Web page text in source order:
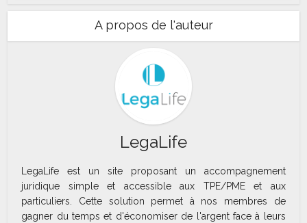
A propos de l'auteur
LegaLife
LegaLife est un site proposant un accompagnement
juridique simple et accessible aux TPE/PME et aux
particuliers. Cette solution permet à nos membres de
gagner du temps et d'économiser de l'argent face à leurs